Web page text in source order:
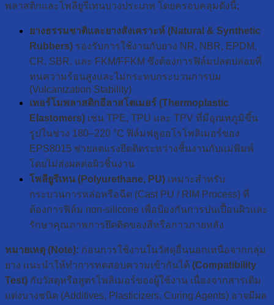
พลาสติกและโพลียูรีเทนบางประเภท โดยครอบคลุมดังนี้;
ยางธรรมชาติและยางสังเคราะห์ (Natural & Synthetic
Rubbers) รองรับการใช้งานกับยาง NR, NBR, EPDM,
CR, SBR, และ FKM/FFKM ซึ่งต้องการฟิล์มปลดปล่อยที่
ทนความร้อนสูงและไม่กระทบกระบวนการบ่ม
(Vulcanization Stability)
เทอร์โมพลาสติกอีลาสโตเมอร์ (Thermoplastic
Elastomers) เช่น TPE, TPU และ TPV ที่มีอุณหภูมิขึ้น
รูปในช่วง 180–220 °C ฟิล์มฟลูออโรโพลิเมอร์ของ
EPS8015 ช่วยลดแรงยึดติดระหว่างชิ้นงานกับแม่พิมพ์
โดยไม่ส่งผลต่อผิวชิ้นงาน
โพลียูรีเทน (Polyurethane, PU) เหมาะสำหรับ
กระบวนการหล่อหรือฉีด (Cast PU / RIM Process) ที่
ต้องการฟิล์ม non-silicone เพื่อป้องกันการปนเปื้อนผิวและ
รักษาคุณภาพการยึดติดของสีหรือกาวภายหลัง
หมายเหตุ (Note): ก่อนการใช้งานในวัสดุอื่นนอกเหนือจากกลุ่ม
ยาง แนะนำให้ทำการทดสอบความเข้ากันได้ (Compatibility
Test) กับวัสดุหรือสูตรโพลิเมอร์ของผู้ใช้งาน เนื่องจากสารเติม
แต่งบางชนิด (Additives, Plasticizers, Curing Agents) อาจมีผล